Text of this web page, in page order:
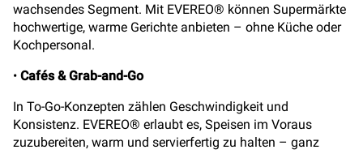
wachsendes Segment. Mit EVEREO® können Supermärkte
hochwertige, warme Gerichte anbieten – ohne Küche oder
Kochpersonal.
• Cafés & Grab-and-Go
In To-Go-Konzepten zählen Geschwindigkeit und
Konsistenz. EVEREO® erlaubt es, Speisen im Voraus
zuzubereiten, warm und servierfertig zu halten – ganz